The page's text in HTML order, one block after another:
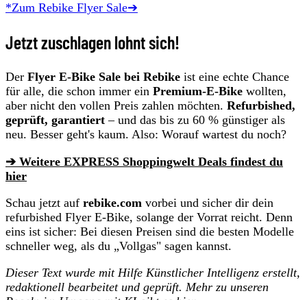
*Zum Rebike Flyer Sale➔
Jetzt zuschlagen lohnt sich!
Der Flyer E-Bike Sale bei Rebike ist eine echte Chance
für alle, die schon immer ein Premium-E-Bike wollten,
aber nicht den vollen Preis zahlen möchten. Refurbished,
geprüft, garantiert – und das bis zu 60 % günstiger als
neu. Besser geht's kaum. Also: Worauf wartest du noch?
➔ Weitere EXPRESS Shoppingwelt Deals findest du
hier
Schau jetzt auf rebike.com vorbei und sicher dir dein
refurbished Flyer E-Bike, solange der Vorrat reicht. Denn
eins ist sicher: Bei diesen Preisen sind die besten Modelle
schneller weg, als du „Vollgas" sagen kannst.
Dieser Text wurde mit Hilfe Künstlicher Intelligenz erstellt,
redaktionell bearbeitet und geprüft. Mehr zu unseren